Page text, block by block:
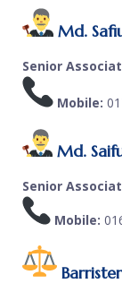
Md.
Senior
Mobile:
Md.
Senior
Mobile: